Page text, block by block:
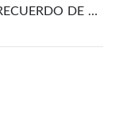
DE LA